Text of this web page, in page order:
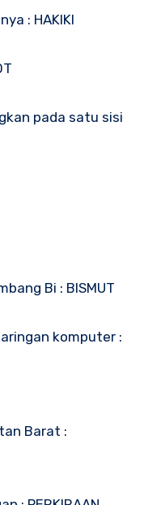
: HAKIKI
pada satu sisi
Bi : BISMUT
komputer :
Barat :